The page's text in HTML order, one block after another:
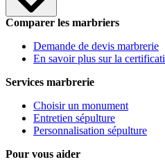
Comparer les marbriers
Demande de devis marbrerie
En savoir plus sur la
Services marbrerie
Choisir un monument
Entretien sépulture
Personnalisation sépulture
Pour vous aider